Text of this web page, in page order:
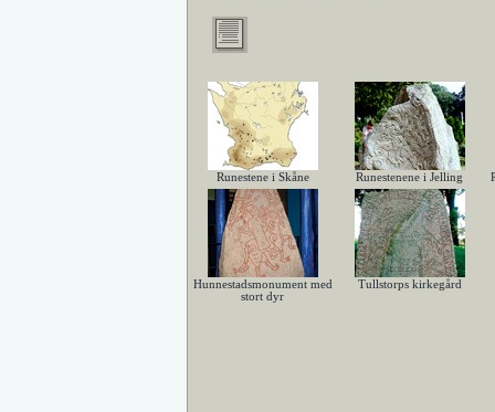
Runestene i Skåne Runestenene i Jelling
Hunnestadsmonument med
stort dyr
Tullstorps kirkegård